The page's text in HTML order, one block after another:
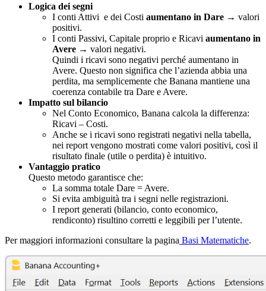
Logica dei segni
I conti Attivi e dei Costi aumentano in Dare → valori
positivi.
I conti Passivi, Capitale proprio e Ricavi aumentano in
Avere → valori negativi.
Quindi i ricavi sono negativi perché aumentano in
Avere. Questo non significa che l’azienda abbia una
perdita, ma semplicemente che Banana mantiene una
coerenza contabile tra Dare e Avere.
Impatto sul bilancio
Nel Conto Economico, Banana calcola la differenza:
Ricavi – Costi.
Anche se i ricavi sono registrati negativi nella tabella,
nei report vengono mostrati come valori positivi, così il
risultato finale (utile o perdita) è intuitivo.
Vantaggio pratico
Questo metodo garantisce che:
La somma totale Dare = Avere.
Si evita ambiguità tra i segni nelle registrazioni.
I report generati (bilancio, conto economico,
rendiconto) risultino corretti e leggibili per l’utente.
Per maggiori informazioni consultare la pagina Basi Matematiche.